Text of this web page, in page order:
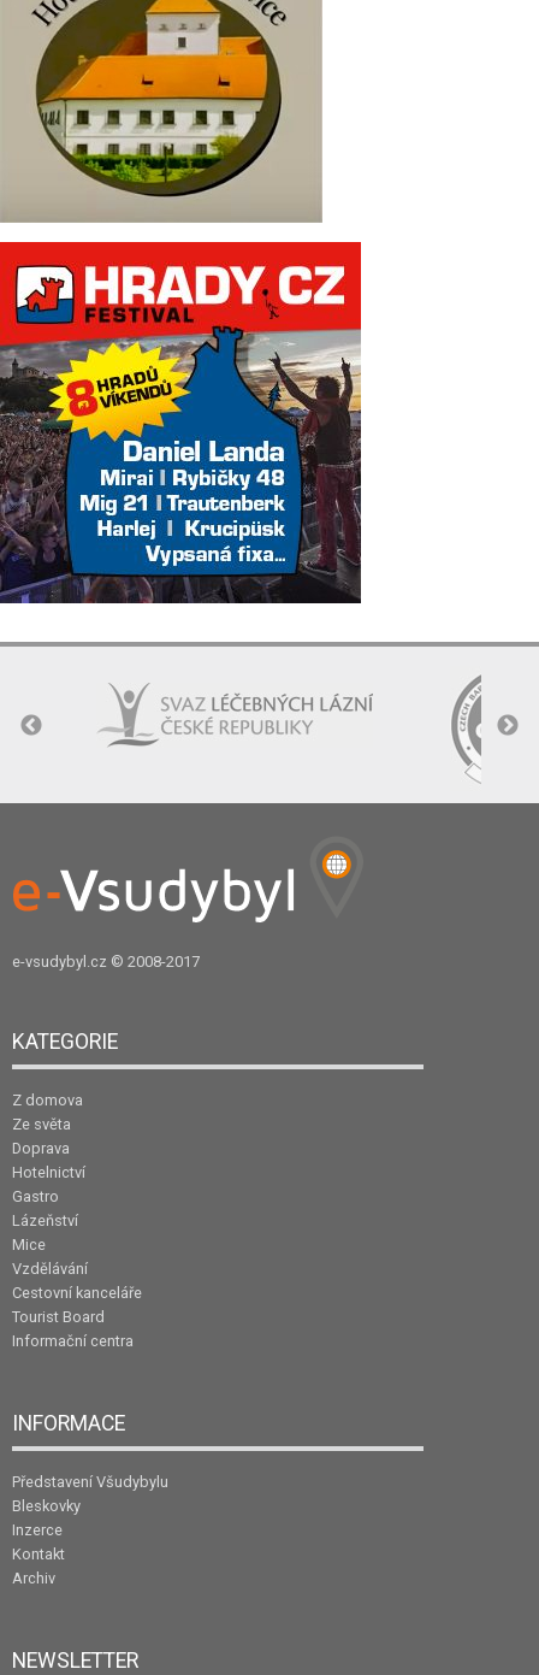
e-vsudybyl.cz © 2008-2017
KATEGORIE
Z domova
Ze světa
Doprava
Hotelnictví
Gastro
Lázeňství
Mice
Vzdělávání
Cestovní kanceláře
Tourist Board
Informační centra
INFORMACE
Představení Všudybylu
Bleskovky
Inzerce
Kontakt
Archiv
NEWSLETTER